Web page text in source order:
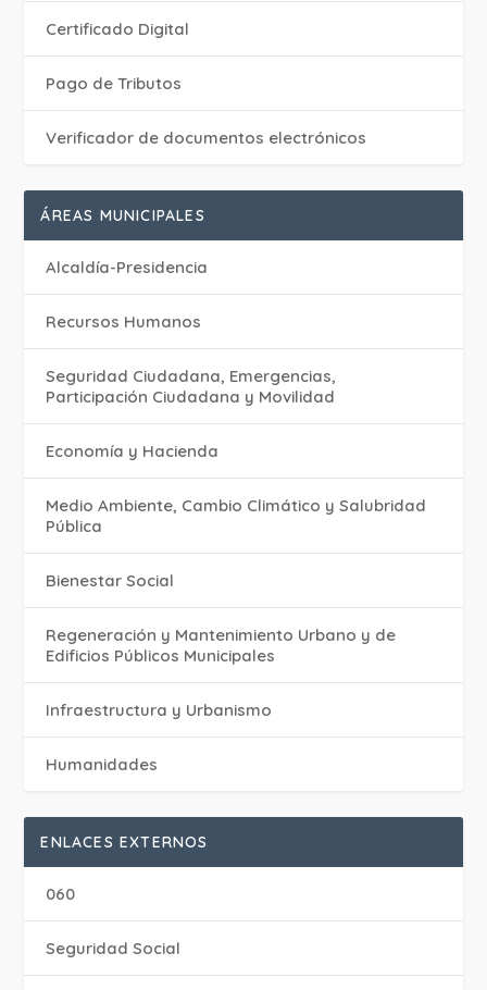
Certificado Digital
Pago de Tributos
Verificador de documentos electrónicos
ÁREAS MUNICIPALES
Alcaldía-Presidencia
Recursos Humanos
Seguridad Ciudadana, Emergencias,
Participación Ciudadana y Movilidad
Economía y Hacienda
Medio Ambiente, Cambio Climático y Salubridad
Pública
Bienestar Social
Regeneración y Mantenimiento Urbano y de
Edificios Públicos Municipales
Infraestructura y Urbanismo
Humanidades
ENLACES EXTERNOS
060
Seguridad Social